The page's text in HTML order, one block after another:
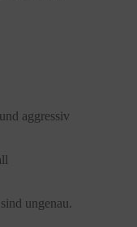
aggressiv
ungenau.